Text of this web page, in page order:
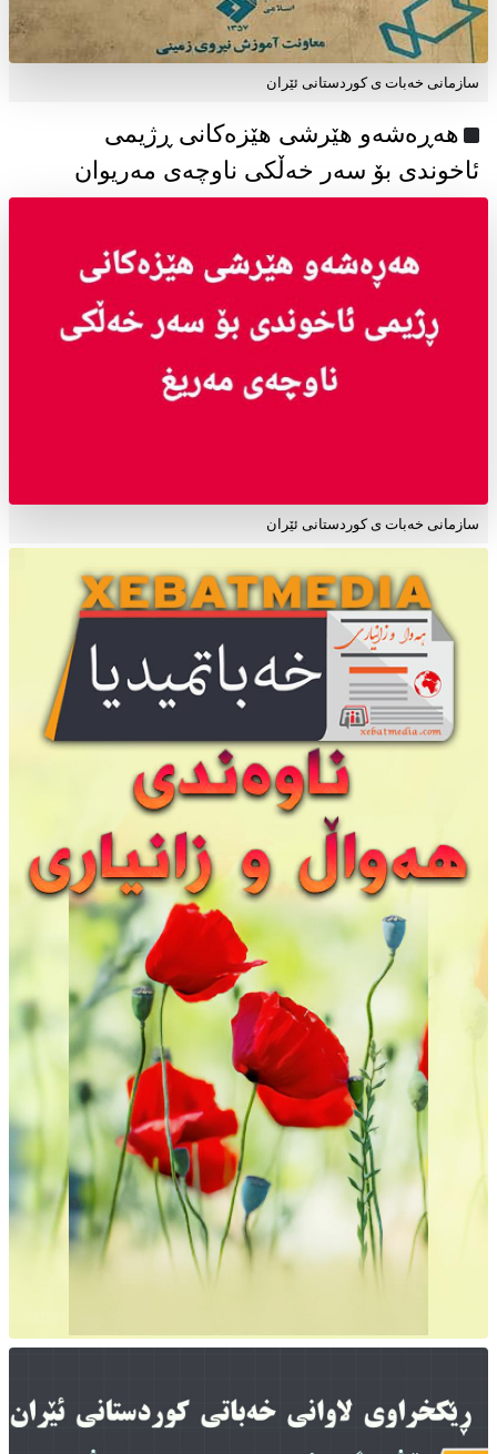
سازمانی خەبات ی كوردستانی ئێران
هەڕەشەو هێرشی هێزەکانی ڕژیمی
ئاخوندی بۆ سەر خەڵکی ناوچەی مەریوان
سازمانی خەبات ی کوردستانی ئێران